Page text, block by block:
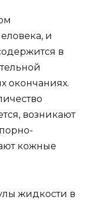
и
в
окончаниях.
возникают
кожные
жидкости в